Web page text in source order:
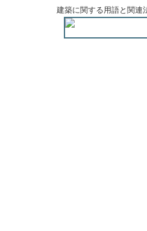
建築に関する用語と関連